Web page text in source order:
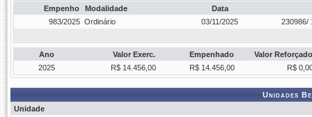
Empenho Modalidade
Data
983/2025 Ordinário 03/11/2025 230986/
Ano Valor Exerc. Empenhado
Valor Reforçado
2025
R$ 14.456,00 R$ 14.456,00 R$
Unidades
Unidade